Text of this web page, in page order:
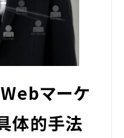
マーケ
体的手法